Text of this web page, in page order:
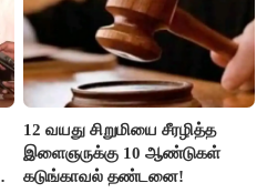
12 வயது சிறுமியை சீரழித்த
இளைஞருக்கு 10 ஆண்டுகள்
கடுங்காவல் தண்டனை!